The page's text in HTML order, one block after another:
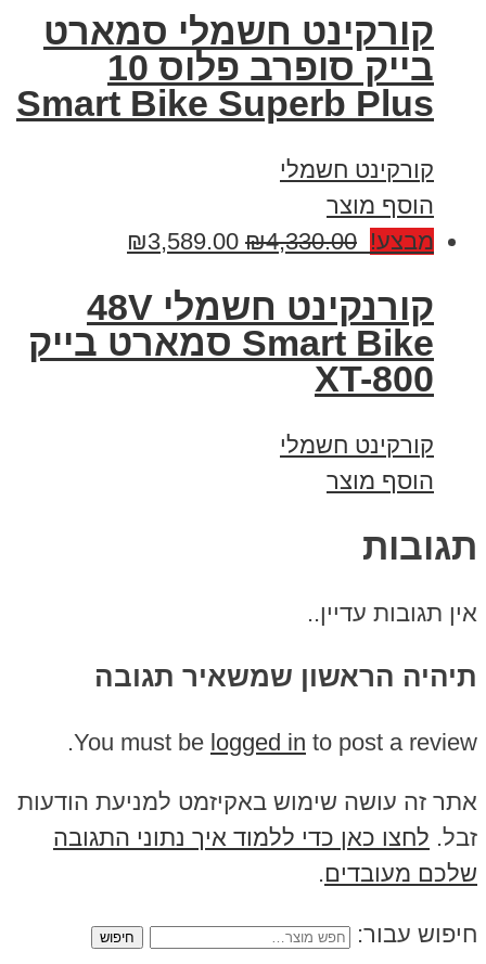
קורקינט חשמלי סמארט
בייק סופרב פלוס 10
Smart Bike Superb Plus
קורקינט חשמלי
הוסף מוצר
מבצע!
₪4,330.00
₪3,589.00
קורנקינט חשמלי 48V
Smart Bike סמארט בייק
XT-800
קורקינט חשמלי
הוסף מוצר
תגובות
אין תגובות עדיין..
תיהיה הראשון שמשאיר תגובה
You must be logged in to post a review.
אתר זה עושה שימוש באקיזמט למניעת הודעות
זבל. לחצו כאן כדי ללמוד איך נתוני התגובה
שלכם מעובדים.
חיפוש עבור: